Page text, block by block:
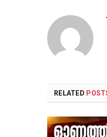
RELATED